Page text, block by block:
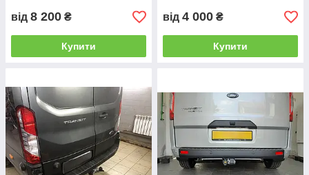
від 8 200 ₴
Купити
від 4 000 ₴
Купити